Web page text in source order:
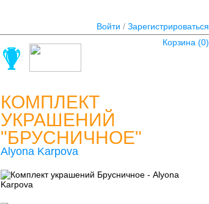
Войти / Зарегистрироваться
Корзина (0)
КОМПЛЕКТ
УКРАШЕНИЙ
"БРУСНИЧНОЕ"
Alyona Karpova